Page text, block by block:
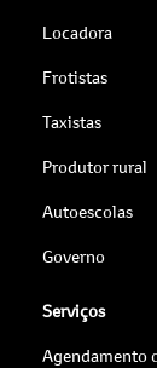
Locadora
Frotistas
Taxistas
Produtor rural
Autoescolas
Governo
Serviços
Agendamento